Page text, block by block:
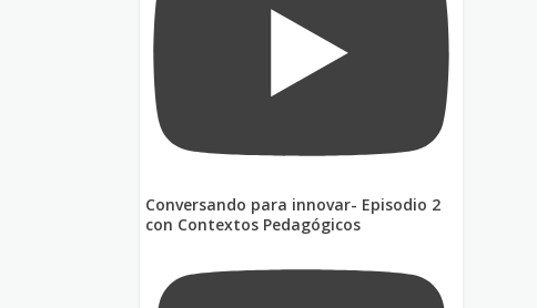
Conversando para innovar- Episodio 2
con Contextos Pedagógicos